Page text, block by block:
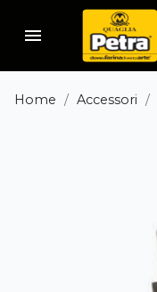
menu
Home Accessori